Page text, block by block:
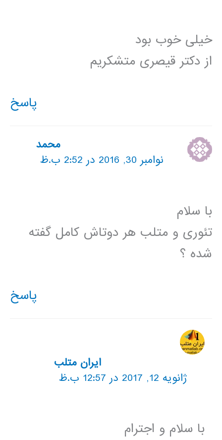
خیلی خوب بود
از دکتر قیصری متشکریم
پاسخ
محمد
نوامبر 30, 2016 در 2:52 ب.ظ
با سلام
تئوری و متلب هر دوتاش کامل گفته
شده ؟
پاسخ
ایران متلب
ژانویه 12, 2017 در 12:57 ب.ظ
با سلام و اجترام